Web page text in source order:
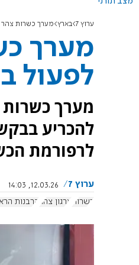
ערוץ 7 בארץ מערך כשרות צהר
מערך
לפעול
מערך
להכריע
לרפורמת
ערוץ 7
12.03.26, 14:03
כשרות
ארגון צהר הרבנות